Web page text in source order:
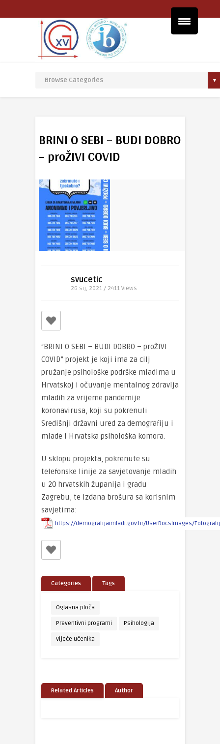
BRINI O SEBI – BUDI DOBRO
– proŽIVI COVID
svucetic
26 sij, 2021 / 2411 Views
“BRINI O SEBI – BUDI DOBRO – proŽIVI
COVID” projekt je koji ima za cilj
pružanje psihološke podrške mladima u
Hrvatskoj i očuvanje mentalnog zdravlja
mladih za vrijeme pandemije
koronavirusa, koji su pokrenuli
Središnji državni ured za demografiju i
mlade i Hrvatska psihološka komora.
U sklopu projekta, pokrenute su
telefonske linije za savjetovanje mladih
u 20 hrvatskih županija i gradu
Zagrebu, te izdana brošura sa korisnim
savjetima:
https://demografijaimladi.gov.hr/UserDocsImages/
Categories Tags
Oglasna ploča
Preventivni programi Psihologija
Vijeće učenika
Related Articles Author